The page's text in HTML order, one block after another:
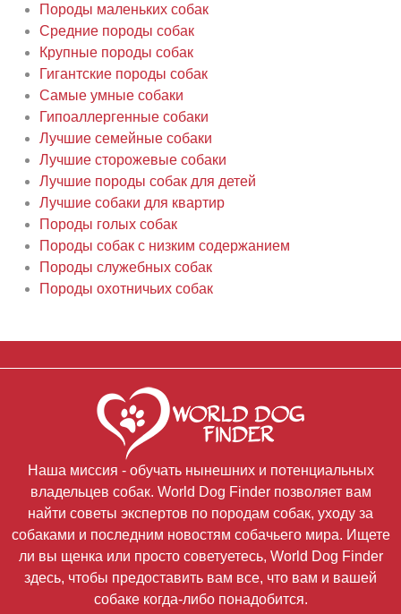
Породы маленьких собак
Средние породы собак
Крупные породы собак
Гигантские породы собак
Самые умные собаки
Гипоаллергенные собаки
Лучшие семейные собаки
Лучшие сторожевые собаки
Лучшие породы собак для детей
Лучшие собаки для квартир
Породы голых собак
Породы собак с низким содержанием
Породы служебных собак
Породы охотничьих собак
Наша миссия - обучать нынешних и потенциальных
владельцев собак. World Dog Finder позволяет вам
найти советы экспертов по породам собак, уходу за
собаками и последним новостям собачьего мира. Ищете
ли вы щенка или просто советуетесь, World Dog Finder
здесь, чтобы предоставить вам все, что вам и вашей
собаке когда-либо понадобится.